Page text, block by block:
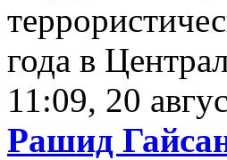
года в
11:09, 20
Рашид